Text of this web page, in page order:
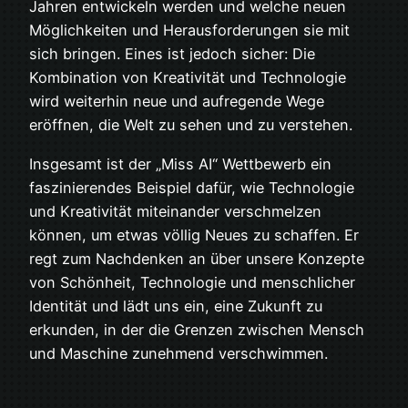
Jahren entwickeln werden und welche neuen
Möglichkeiten und Herausforderungen sie mit
sich bringen. Eines ist jedoch sicher: Die
Kombination von Kreativität und Technologie
wird weiterhin neue und aufregende Wege
eröffnen, die Welt zu sehen und zu verstehen.
Insgesamt ist der „Miss AI“ Wettbewerb ein
faszinierendes Beispiel dafür, wie Technologie
und Kreativität miteinander verschmelzen
können, um etwas völlig Neues zu schaffen. Er
regt zum Nachdenken an über unsere Konzepte
von Schönheit, Technologie und menschlicher
Identität und lädt uns ein, eine Zukunft zu
erkunden, in der die Grenzen zwischen Mensch
und Maschine zunehmend verschwimmen.